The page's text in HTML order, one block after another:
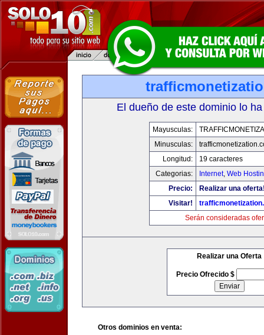
El dueño de este dominio lo
Mayusculas:
Minusculas:
Longitud:
19 caracteres
Categorias:
Internet, Web
Precio:
Realizar una
Visitar!
Serán consideradas
Realizar una Oferta
Precio Ofrecido $
Otros dominios en venta: